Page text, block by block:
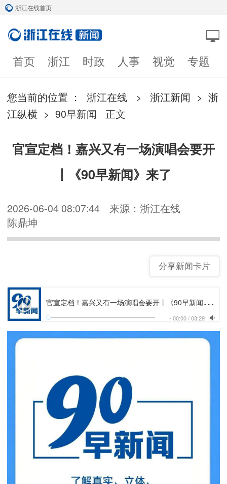
浙江在线首页
首页 浙江 时政 人事 视觉 专题
您当前的位置 ： 浙江在线 > 浙江新闻 > 浙
江纵横 > 90早新闻 正文
官宣定档！嘉兴又有一场演唱会要开
丨《90早新闻》来了
2026-06-04 08:07:44
来源：浙江在线
陈鼎坤
分享新闻卡片
官
宣定档！嘉兴又有一场演唱会要开丨《90早新闻》来了
- 00:00/03:29